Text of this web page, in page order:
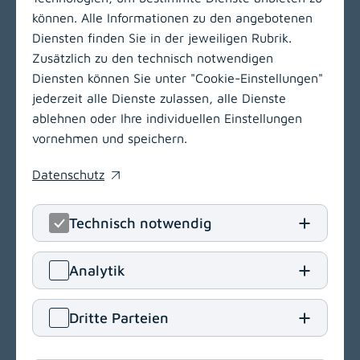
Zur Hauptnavigation
LinkedIn
(opens in
Klinikum Klagenfurt am Wörthersee
9020 Klagenfurt am Wörthersee
T+43 463 538-0
klinikum.klagenfurt[at]kabeg
Navigation
(opens in a new window)
Barrierefreiheit
können. Alle Informationen zu den angebotenen
Diensten finden Sie in der jeweiligen Rubrik.
Zusätzlich zu den technisch notwendigen
Diensten können Sie unter "Cookie-Einstellungen"
jederzeit alle Dienste zulassen, alle Dienste
ablehnen oder Ihre individuellen Einstellungen
vornehmen und speichern.
Datenschutz
(opens in a new window)
Technisch notwendig
Analytik
Dritte Parteien